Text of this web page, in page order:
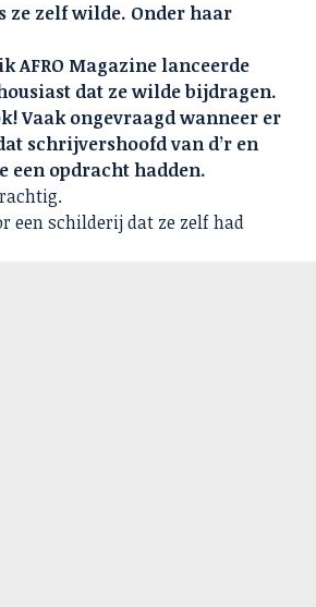
ze zelf wilde. Onder haar
AFRO Magazine lanceerde
dat ze wilde bijdragen.
Vaak ongevraagd wanneer er
schrijvershoofd van d’r en
een opdracht hadden.
een schilderij dat ze zelf had